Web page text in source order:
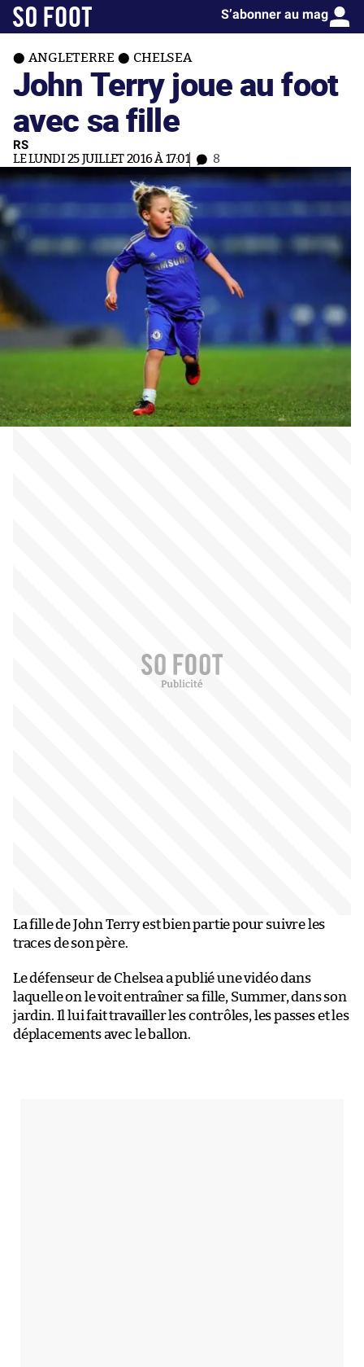
S’abonner au mag
ANGLETERRE CHELSEA
John Terry joue au foot
avec sa fille
RS
LE LUNDI 25 JUILLET 2016 À 17:01 8
La fille de John Terry est bien partie pour suivre les
traces de son père.
Le défenseur de Chelsea a publié une vidéo dans
laquelle on le voit entraîner sa fille, Summer, dans son
jardin. Il lui fait travailler les contrôles, les passes et les
déplacements avec le ballon.